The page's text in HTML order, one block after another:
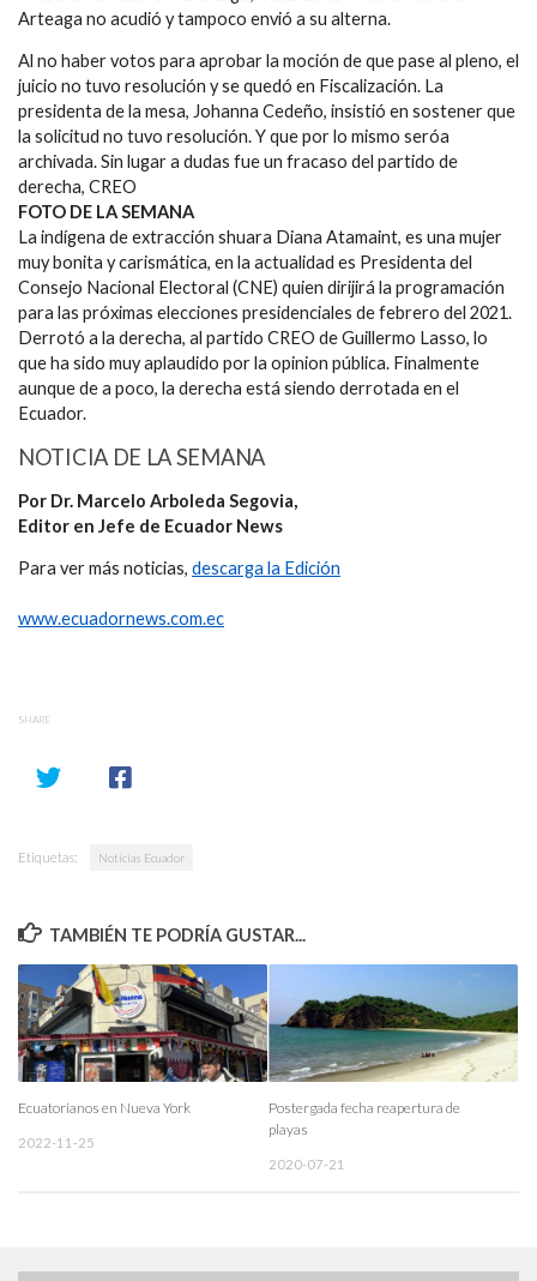
Arteaga no acudió y tampoco envió a su alterna.
Al no haber votos para aprobar la moción de que pase al pleno, el
juicio no tuvo resolución y se quedó en Fiscalización. La
presidenta de la mesa, Johanna Cedeño, insistió en sostener que
la solicitud no tuvo resolución. Y que por lo mismo seróa
archivada. Sin lugar a dudas fue un fracaso del partido de
derecha, CREO
FOTO DE LA SEMANA
La indígena de extracción shuara Diana Atamaint, es una mujer
muy bonita y carismática, en la actualidad es Presidenta del
Consejo Nacional Electoral (CNE) quien dirijirá la programación
para las próximas elecciones presidenciales de febrero del 2021.
Derrotó a la derecha, al partido CREO de Guillermo Lasso, lo
que ha sido muy aplaudido por la opinion pública. Finalmente
aunque de a poco, la derecha está siendo derrotada en el
Ecuador.
NOTICIA DE LA SEMANA
Por Dr. Marcelo Arboleda Segovia,
Editor en Jefe de Ecuador News
Para ver más noticias, descarga la Edición
www.ecuadornews.com.ec
SHARE
Etiquetas: Noticias Ecuador
TAMBIÉN TE PODRÍA GUSTAR...
Ecuatorianos en Nueva York
2022-11-25
Postergada fecha reapertura de
playas
2020-07-21